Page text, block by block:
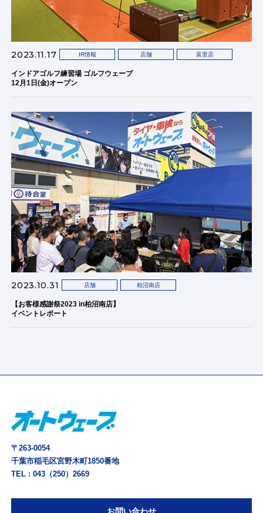
2023.11.17 IR情報 店舗 富里店
インドアゴルフ練習場 ゴルフウェーブ
12月1日(金)オープン
2023.10.31 店舗 柏沼南店
【お客様感謝祭2023 in柏沼南店】
イベントレポート
〒263-0054
千葉市稲毛区宮野木町1850番地
TEL :043（250）2669